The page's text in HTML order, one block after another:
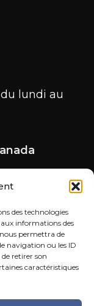
des technologies
informations des
permettra de
navigation ou les ID
retirer son
caractéristiques
lundi au